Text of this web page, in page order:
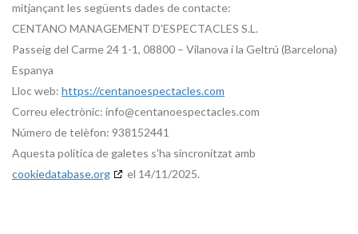
mitjançant les següents dades de contacte:
CENTANO MANAGEMENT D'ESPECTACLES S.L.
Passeig del Carme 24 1-1, 08800 – Vilanova i la Geltrú (Barcelona)
Espanya
Lloc web: https://centanoespectacles.com
Correu electrònic: info@centanoespectacles.com
Número de telèfon: 938152441
Aquesta política de galetes s'ha sincronitzat amb
cookiedatabase.org
el 14/11/2025.